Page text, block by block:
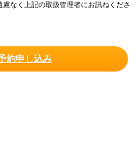
なく上記の取扱管理者にお訊ねくださ
約申し込み